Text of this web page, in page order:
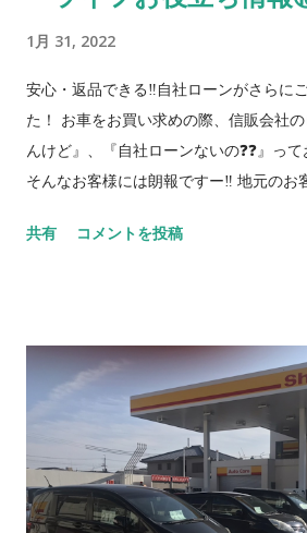
ンダ 黒 売約済 両側電動スライド！２
三菱 黒 売約済 元祖ハイトワゴン！走
走行のアルト！ 2 N-WGN ホンダ 銀 ホ
1月 31, 2022
安心・返品できる‼自社ローンがさらに
た！ お車をお買い求めの際、信販会社
んけど』、『自社ローンないの❓❓』っ
そんなお客様には朗報ですー‼️ 地元のお
しました。 信販会社のローンの審査の
原本弊社預かり（完済時に原本返却）
10 回（毎月払い。完済期限は車検満
料：支払総額の 10 〜 30% 6. 完済期
場合は車両を返却すること とし、支払
て返金しない。 7. 故障の場合『修理
約』を自由に選択 * 但し、上項の6.7.は
共有 コメントを投稿